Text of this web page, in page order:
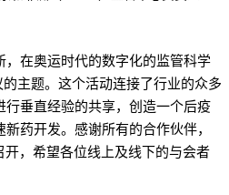
在奥运时代的数字化的监管科学
主题。这个活动连接了行业的众多
垂直经验的共享，创造一个后疫
药开发。感谢所有的合作伙伴，
，希望各位线上及线下的与会者